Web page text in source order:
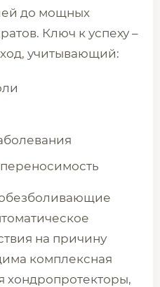
до мощных
Ключ к успеху –
учитывающий:
на причину
комплексная
хондропротекторы,